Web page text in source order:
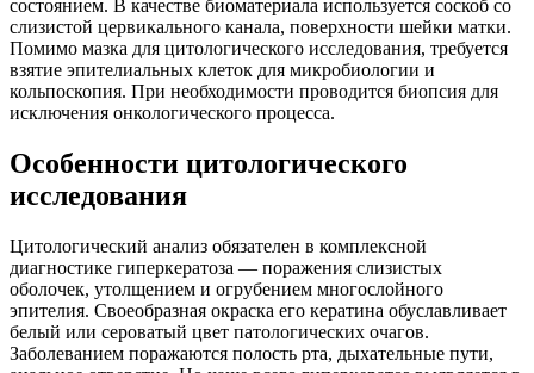
состоянием. В качестве биоматериала используется соскоб со
слизистой цервикального канала, поверхности шейки матки.
Помимо мазка для цитологического исследования, требуется
взятие эпителиальных клеток для микробиологии и
кольпоскопия. При необходимости проводится биопсия для
исключения онкологического процесса.
Особенности цитологического
исследования
Цитологический анализ обязателен в комплексной
диагностике гиперкератоза — поражения слизистых
оболочек, утолщением и огрубением многослойного
эпителия. Своеобразная окраска его кератина обуславливает
белый или сероватый цвет патологических очагов.
Заболеванием поражаются полость рта, дыхательные пути,